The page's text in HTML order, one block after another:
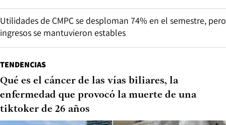
Utilidades de CMPC se desploman 74% en el semestre, pero
ingresos se mantuvieron estables
TENDENCIAS
Qué es el cáncer de las vías biliares, la
enfermedad que provocó la muerte de una
tiktoker de 26 años